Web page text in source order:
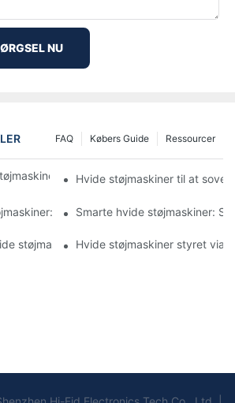
NU
Ressourcer
Købers Guide
FAQ
med naturlyde til afslapning
Hvide støjmaskiner til at sove
Søvnløsninger for rejsende-1
Smarte hvide støjmaskiner:
støjmaskiner til tunge sovende
Hvide støjmaskiner styret via